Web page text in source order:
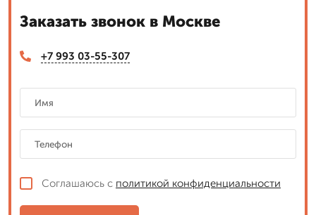
Заказать звонок в Москве
+7 993 03-55-307
Соглашаюсь с политикой конфиденциальности